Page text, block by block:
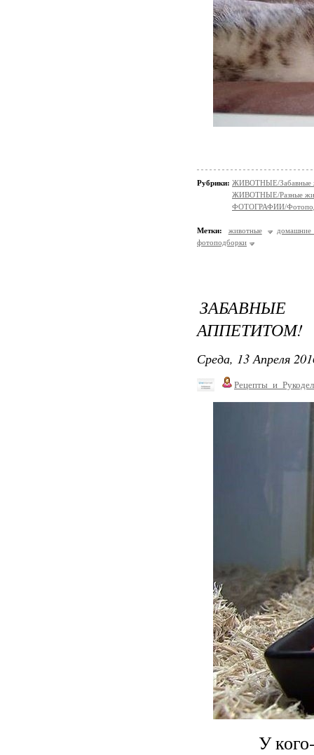
Рубрики: ЖИВОТНЫЕ/Забавные
ЖИВОТНЫЕ/Разные
ФОТОГРАФИИ/
Метки: животные
фотоподборки
АППЕТИТОМ!
Среда, 13 Апреля
У